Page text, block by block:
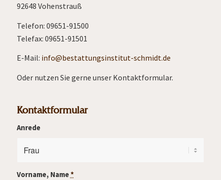
92648 Vohenstrauß
Telefon: 09651-91500
Telefax: 09651-91501
E-Mail: info@bestattungsinstitut-schmidt.de
Oder nutzen Sie gerne unser Kontaktformular.
Kontaktformular
Anrede
Vorname, Name*